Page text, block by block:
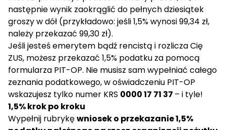
następnie wynik zaokrąglić do pełnych dziesiątek
groszy w dół (przykładowo: jeśli 1,5% wynosi 99,34 zł,
należy przekazać 99,30 zł).
Jeśli jesteś emerytem bądź rencistą i rozlicza Cię
ZUS, możesz przekazać 1,5% podatku za pomocą
formularza PIT-OP. Nie musisz sam wypełniać całego
zeznania podatkowego, w oświadczeniu PIT-OP
wskazujesz tylko numer KRS 0000 17 71 37 – i tyle!
1,5% krok po kroku
Wypełnij rubrykęwniosek o przekazanie 1,5%